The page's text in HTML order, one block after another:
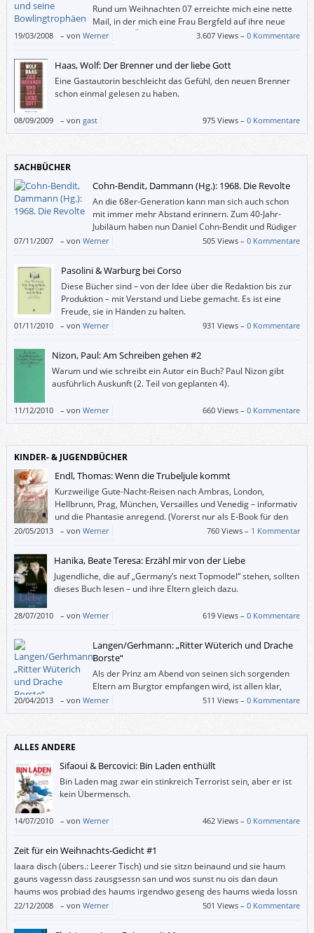
Rund um Weihnachten 07 erreichte mich eine nette
Mail, in der mich eine Frau Bergfeld auf ihre neue
Brautigan-Übersetzung aufmerksam machte, weil
sie mitbekommen hatte, dass ich ein Fan dieses amerikanischen Autors
bin. Ihre Übersetzung sollte im Boder-Verlag herauskommen, was mich
zusätzlich freute, weil Rowohlt Brautigan nicht mehr verlegt und weil sich
neben Kartaus nun ein weiterer Verlag dieses Schriftstellers
angenommen hat.
19/03/2008 – von Werner 3.607 Views –0 Kommentare
Haas, Wolf: Der Brenner und der liebe Gott
Eine Gastautorin beschleicht das Gefühl, den neuen Brenner
schon einmal gelesen zu haben.
08/09/2009 – von gast 975 Views –0 Kommentare
SACHBÜCHER
Cohn-Bendit, Dammann (Hg.): 1968. Die Revolte
An die 68er-Generation kann man sich auch schon
mit immer mehr Abstand erinnern. Zum 40-Jahr-
Jubiläum haben nun Daniel Cohn-Bendit und Rüdiger
Dammann ein Buch über Ursachen und
Begleitumstände der Revolte herausgegeben.
07/11/2007 – von Werner 505 Views –0 Kommentare
Pasolini & Warburg bei Corso
Diese Bücher sind – von der Idee über die Redaktion bis zur
Produktion – mit Verstand und Liebe gemacht. Es ist eine
Freude, sie in Händen zu halten.
01/11/2010 – von Werner 931 Views –0 Kommentare
Nizon, Paul: Am Schreiben gehen #2
Warum und wie schreibt ein Autor ein Buch? Paul Nizon gibt
ausführlich Auskunft (2. Teil von geplanten 4).
11/12/2010 – von Werner 660 Views –0 Kommentare
KINDER- & JUGENDBÜCHER
Endl, Thomas: Wenn die Trubeljule kommt
Kurzweilige Gute-Nacht-Reisen nach Ambras, London,
Hellbrunn, Prag, München, Versailles und Venedig – informativ
und die Phantasie anregend. (Vorerst nur als E-Book für den
Kindle.)
20/05/2013 – von Werner 760 Views – 1 Kommentar
Hanika, Beate Teresa: Erzähl mir von der Liebe
Jugendliche, die auf „Germany’s next Topmodel“ stehen, sollten
dieses Buch lesen – und ihre Eltern gleich dazu.
28/07/2010 – von Werner 619 Views –0 Kommentare
Langen/Gerhmann: „Ritter Wüterich und Drache
Borste“
Als der Prinz am Abend von seinen sich sorgenden
Eltern am Burgtor empfangen wird, ist allen klar,
dass dies nicht sein letztes echtes Abenteuer
gewesen sein kann. Noch dazu, wo draußen im finsteren Wald ein Freund
Annette Langen (die Hase-„Felix“-Erfinderin) ein paar weitere Wüterich-
Bücher schreiben wird. Die Geschichte von diesem Band ist jedenfalls
ebenso entzückend wie die Illustrationen von Katja Gerhmann.
20/04/2013 – von Werner 511 Views –0 Kommentare
ALLES ANDERE
Sifaoui & Bercovici: Bin Laden enthüllt
Bin Laden mag zwar ein stinkreich Terrorist sein, aber er ist
kein Übermensch.
14/07/2010 – von Werner 462 Views –0 Kommentare
Zeit für ein Weihnachts-Gedicht #1
laara disch (übers.: Leerer Tisch) und sie sitzn beinaund und sie haum
gauns vagessn dass zausgsessn san und wos sunst nu ois dan daun
haums wos probiad des haums irgendwo geseng des haums wieda lossn
des is eana ned gleng daun sans auf wos kuma des hod passt und hod
zischt und daun haums so […]
22/12/2008 – von Werner 501 Views –0 Kommentare